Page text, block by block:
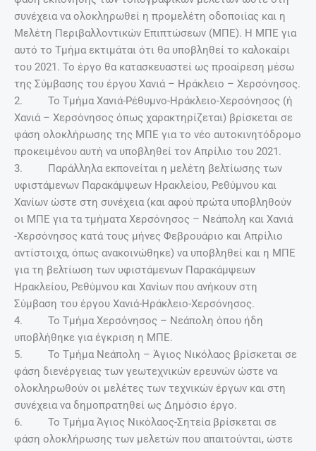
συνέχεια να ολοκληρωθεί η προμελέτη οδοποιίας και η
Μελέτη Περιβαλλοντικών Επιπτώσεων (ΜΠΕ). Η ΜΠΕ για
αυτό το Τμήμα εκτιμάται ότι θα υποβληθεί το καλοκαίρι
του 2021. Το έργο θα κατασκευαστεί ως προαίρεση μέσω
της Σύμβασης του έργου Χανιά – Ηράκλειο – Χερσόνησος.
2. Το Τμήμα Χανιά-Ρέθυμνο-Ηράκλειο-Χερσόνησος (ή
Χανιά – Χερσόνησος όπως χαρακτηρίζεται) βρίσκεται σε
φάση ολοκλήρωσης της ΜΠΕ για το νέο αυτοκινητόδρομο
προκειμένου αυτή να υποβληθεί τον Απρίλιο του 2021.
3. Παράλληλα εκπονείται η μελέτη βελτίωσης των
υφιστάμενων Παρακάμψεων Ηρακλείου, Ρεθύμνου και
Χανίων ώστε στη συνέχεια (και αφού πρώτα υποβληθούν
οι ΜΠΕ για τα τμήματα Χερσόνησος – Νεάπολη και Χανιά
-Χερσόνησος κατά τους μήνες Φεβρουάριο και Απρίλιο
αντίστοιχα, όπως ανακοινώθηκε) να υποβληθεί και η ΜΠΕ
για τη βελτίωση των υφιστάμενων Παρακάμψεων
Ηρακλείου, Ρεθύμνου και Χανίων που ανήκουν στη
Σύμβαση του έργου Χανιά-Ηράκλειο-Χερσόνησος.
4. Το Τμήμα Χερσόνησος – Νεάπολη όπου ήδη
υποβλήθηκε για έγκριση η ΜΠΕ.
5. Το Τμήμα Νεάπολη – Άγιος Νικόλαος βρίσκεται σε
φάση διενέργειας των γεωτεχνικών ερευνών ώστε να
ολοκληρωθούν οι μελέτες των τεχνικών έργων και στη
συνέχεια να δημοπρατηθεί ως Δημόσιο έργο.
6. Το Τμήμα Άγιος Νικόλαος-Σητεία βρίσκεται σε
φάση ολοκλήρωσης των μελετών που απαιτούνται, ώστε